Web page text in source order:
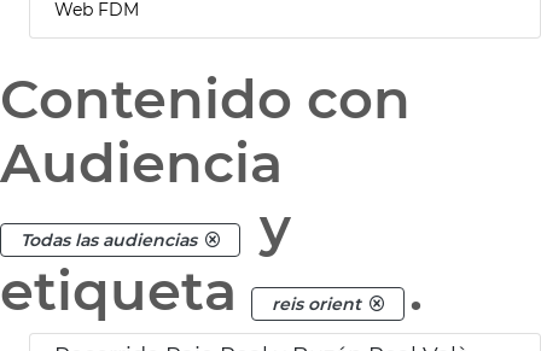
Web FDM
Contenido con
Audiencia
Todas las audiencias
y
etiqueta
reis orient .